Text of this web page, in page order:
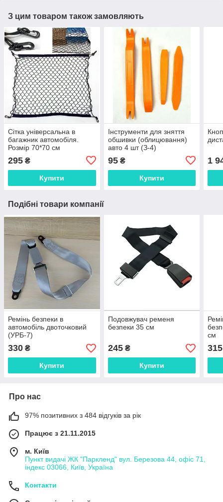
З цим товаром також замовляють
Сітка універсальна в
багажник автомобіля.
Розмір 70*70 см
295 ₴
Купити
Інструменти для зняття
обшивки (облицювання)
авто 4 шт (З-4)
95₴
Купити
1
Подібні товари компанії
Ремінь безпеки в
автомобіль двоточковий
(УРБ-7)
330 ₴
Купити
Подовжувач ременя
безпеки 35 см
245₴
Купити
см
315
Про нас
97% позитивних з 484 відгуків за рік
Працює з 21.11.2015
м. Київ
Пункт видачі ЖК "Паркленд" вул. Березова 44, офіс 71,
індекс 03066, Київ, Україна
Контакти